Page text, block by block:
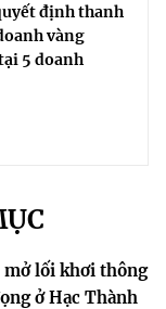
định thanh
vàng
5 doanh
mở lối khơi thông
ở Hạc Thành